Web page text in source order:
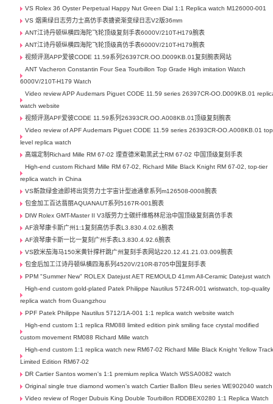
VS Rolex 36 Oyster Perpetual Happy Nut Green Dial 1:1 Replica watch M126000-001
VS 烟熏绿日志劳力士高仿手表搪瓷渐变绿日志V2版36mm
ANT江诗丹顿纵横四海陀飞轮顶级复刻手表6000V/210T-H179腕表
ANT江诗丹顿纵横四海陀飞轮顶级高仿手表6000V/210T-H179腕表
视频评测APP爱彼CODE 11.59系列26397CR.OO.D009KB.01复刻腕表网站
ANT Vacheron Constantin Four Sea Tourbillon Top Grade High imitation Watch
6000V/210T-H179 Watch
Video review APP Audemars Piguet CODE 11.59 series 26397CR-OO.D009KB.01
watch website
视频评测APF爱彼CODE 11.59系列26393CR.OO.A008KB.01顶级复刻腕表
Video review of APF Audemars Piguet CODE 11.59 series 26393CR-OO.A008KB.01
level replica watch
高端定制Richard Mille RM 67-02 理查德米勒黑武士RM 67-02 中国顶级复刻手表
High-end custom Richard Mille RM 67-02, Richard Mille Black Knight RM 67-02, top-tier
replica watch in China
VS新款绿金迪即将出货劳力士宇宙计型迪通拿系列m126508-0008腕表
包金加工百达翡丽AQUANAUT系列5167R-001腕表
DIW Rolex GMT-Master II V3版劳力士碳纤维格林尼治中国顶级复刻高仿手表
AF浪琴康卡斯广州1:1复刻高仿手表L3.830.4.02.6腕表
AF浪琴康卡斯一比一复刻广州手表L3.830.4.92.6腕表
VS欧米茄海马150米黄针撑杆跳广州复刻手表网站220.12.41.21.03.009腕表
包金后加工江诗丹顿纵横四海系列4520V/210R-B705中国复刻手表
PPM "Summer New" ROLEX Datejust AET REMOULD 41mm All-Ceramic Datejust watch
High-end custom gold-plated Patek Philippe Nautilus 5724R-001 wristwatch, top-quality
replica watch from Guangzhou
PPF Patek Philippe Nautilus 5712/1A-001 1:1 replica watch website watch
High-end custom 1:1 replica RM088 limited edition pink smiling face crystal modified
custom movement RM088 Richard Mille watch
High-end custom 1:1 replica watch new RM67-02 Richard Mille Black Knight Yellow
Limited Edition RM67-02
DR Cartier Santos women's 1:1 premium replica Watch WSSA0082 watch
Original single true diamond women's watch Cartier Ballon Bleu series WE902040 watch
Video review of Roger Dubuis King Double Tourbillon RDDBEX0280 1:1 Replica Watch